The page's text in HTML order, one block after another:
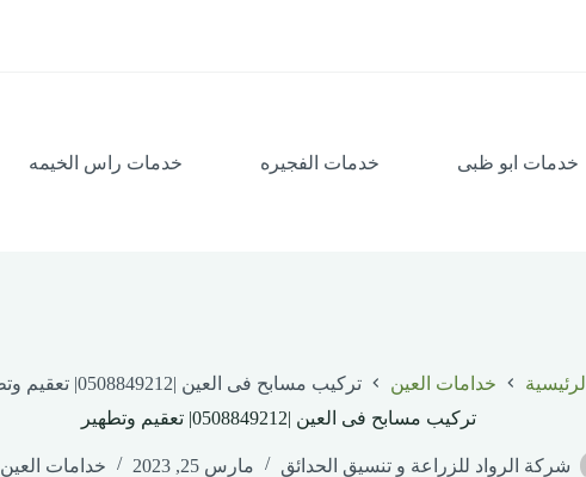
خدمات ابو ظبى خدمات الفجيره خدمات راس الخيمه
الرئيسية خدامات العين
تركيب مسابح فى العين |0508849212| تعقيم وتطهير
تركيب مسابح فى العين |0508849212| تعقيم وتطهير
شركة الرواد للزراعة و تنسيق الحدائق مارس 25, 2023 خدامات العين